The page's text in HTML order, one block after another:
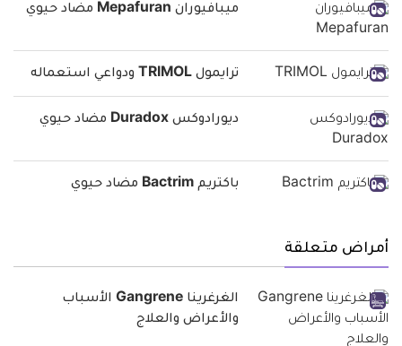
ميبافيوران Mepafuran مضاد حيوي
ترايمول TRIMOL ودواعي استعماله
ديورادوكس Duradox مضاد حيوي
باكتريم Bactrim مضاد حيوي
أمراض متعلقة
الغرغرينا Gangrene الأسباب
والأعراض والعلاج